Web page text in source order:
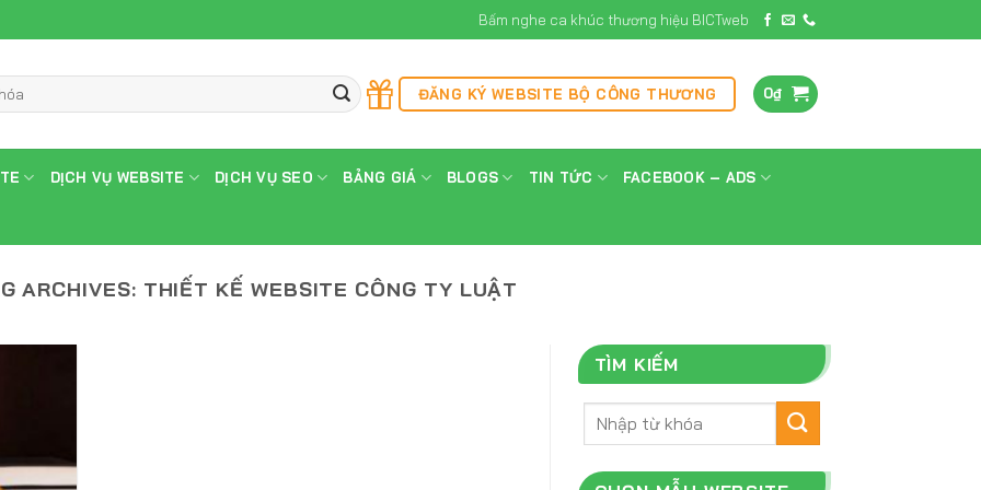
Bấm nghe ca khúc thương hiệu BICTweb
ĐĂNG KÝ WEBSITE BỘ CÔNG THƯƠNG 0₫
DỊCH VỤ WEBSITE DỊCH VỤ SEO BẢNG GIÁ BLOGS TIN TỨC FACEBOOK – ADS
ARCHIVES: THIẾT KẾ WEBSITE CÔNG TY LUẬT
TÌM KIẾM
kiếm: